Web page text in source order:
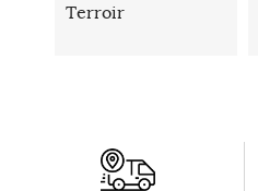
Terroir